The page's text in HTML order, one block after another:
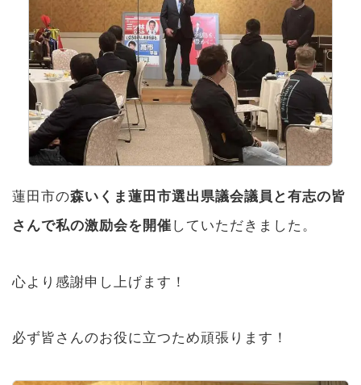
蓮田市の森いくま蓮田市選出県議会議員と有志の皆
さんで私の激励会を開催 していただきました。
心より感謝申し上げます！
必ず皆さんのお役に立つため頑張ります！